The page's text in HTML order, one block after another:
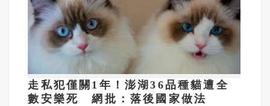
走私犯僅關1年！澎湖36品種貓遭全
數安樂死 網批：落後國家做法